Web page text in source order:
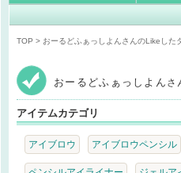
TOP > おーるどふぁっしよんさんのLikeした
おーるどふぁっしよん さ
アイテムカテゴリ
アイブロウ アイブロウペンシル